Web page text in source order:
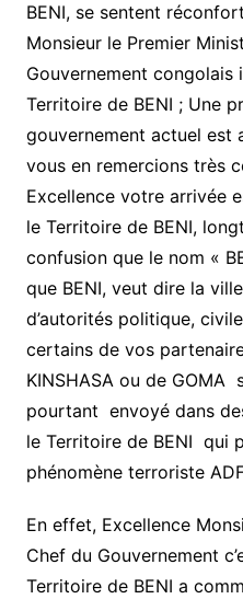
BENI, se sentent
Monsieur le Premier
Gouvernement congolais
Territoire de BENI ; Une
gouvernement actuel est
vous en remercions très
Excellence votre arrivée
le Territoire de BENI,
confusion que le nom «
que BENI, veut dire la
d’autorités politique,
certains de vos
KINSHASA ou de GOMA
pourtant envoyé dans
le Territoire de BENI qui
phénomène terroriste
En effet, Excellence
Chef du Gouvernement
Territoire de BENI a